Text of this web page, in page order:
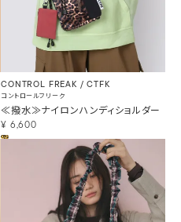
CONTROL FREAK / CTFK
コントロールフリーク
≪撥水≫ナイロンハンディショルダー
¥ 6,600